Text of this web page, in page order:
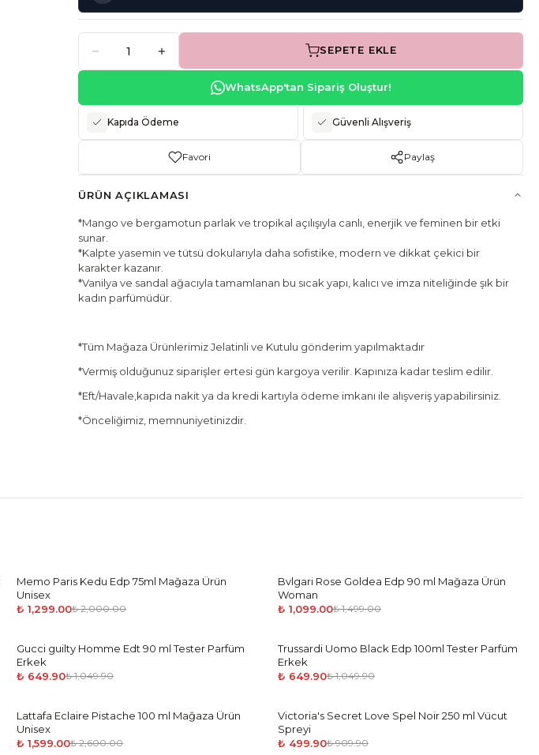
SEPETE EKLE
WhatsApp'tan Sipariş Oluştur!
Kapıda Ödeme Güvenli Alışveriş
Favori Paylaş
ÜRÜN AÇIKLAMASI
*Mango ve bergamotun parlak ve tropikal açılışıyla canlı, enerjik ve feminen bir etki
sunar.
*Kalpte yasemin ve tütsü dokularıyla daha sofistike, modern ve dikkat çekici bir
karakter kazanır.
*Vanilya ve sandal ağacıyla tamamlanan bu sıcak yapı, kalıcı ve imza niteliğinde şık bir
kadın parfümüdür.
*Tüm Mağaza Ürünlerimiz Jelatinli ve Kutulu gönderim yapılmaktadır
*Vermiş olduğunuz siparişler ertesi gün kargoya verilir. Kapınıza kadar teslim edilir.
*Eft/Havale,kapıda nakit ya da kredi kartıyla ödeme imkanı ile alışveriş yapabilirsiniz.
*Önceliğimiz, memnuniyetinizdir.
-35%
Memo Paris Kedu Edp 75ml Mağaza Ürün
Unisex
₺ 1,299.00₺ 2,000.00
-27%
Bvlgari Rose Goldea Edp 90 ml Mağaza Ürün
Woman
₺ 1,099.00₺ 1,499.00
-38 %
Gucci guilty Homme Edt 90 ml Tester Parfüm
Erkek
₺ 649.90₺ 1,049.90
-38%
Trussardi Uomo Black Edp 100ml Tester Parfüm
Erkek
₺ 649.90₺ 1,049.90
-39%
Lattafa Eclaire Pistache 100 ml Mağaza Ürün
Unisex
₺ 1,599.00₺ 2,600.00
-45%
Victoria's Secret Love Spel Noir 250 ml Vücut
Spreyi
₺ 499.90₺ 909.90